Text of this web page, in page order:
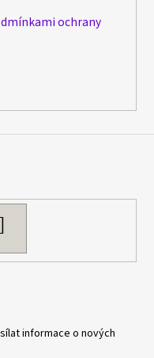
ochrany
informace o nových